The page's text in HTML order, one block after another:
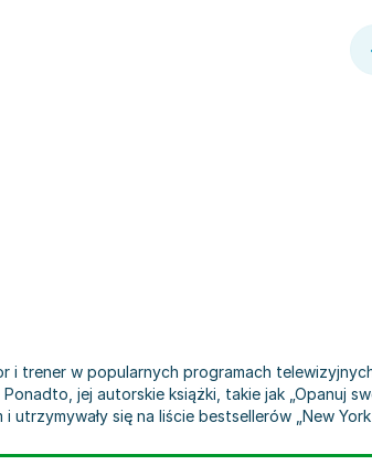
trener w popularnych programach
jej autorskie książki, takie jak „Opanuj
się na liście bestsellerów „New York